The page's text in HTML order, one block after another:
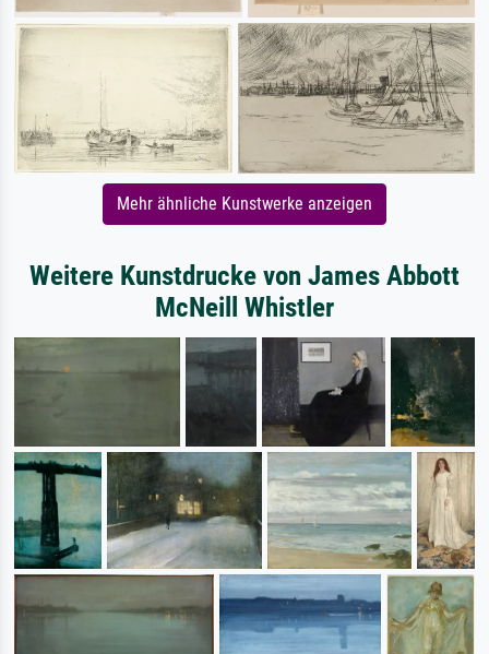
Mehr ähnliche Kunstwerke anzeigen
Weitere Kunstdrucke von James Abbott
McNeill Whistler